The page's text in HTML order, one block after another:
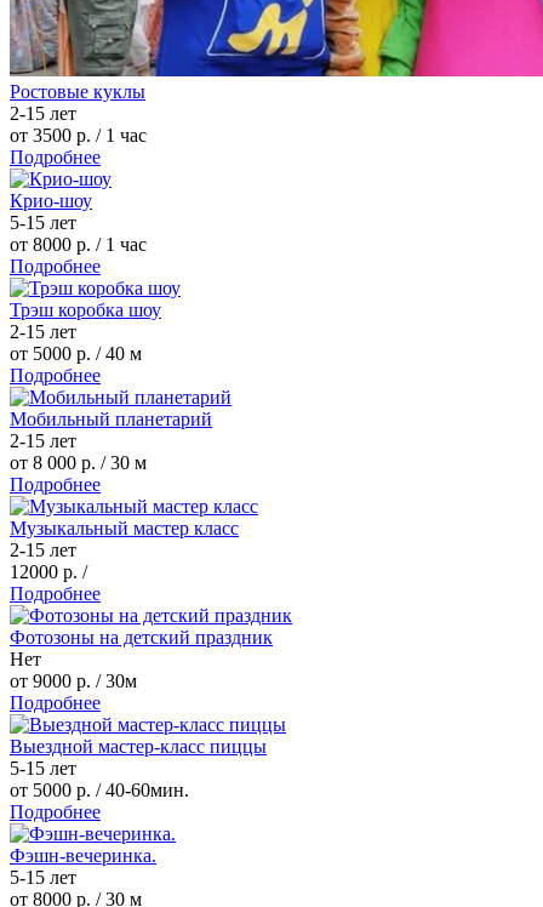
Ростовые куклы
2-15 лет
от 3500 р. / 1 час
Подробнее
Крио-шоу
5-15 лет
от 8000 р. / 1 час
Подробнее
Трэш коробка шоу
2-15 лет
от 5000 р. / 40 м
Подробнее
Мобильный планетарий
2-15 лет
от 8 000 р. / 30 м
Подробнее
Музыкальный мастер класс
2-15 лет
12000 р. /
Подробнее
Фотозоны на детский праздник
Нет
от 9000 р. / 30м
Подробнее
Выездной мастер-класс пиццы
5-15 лет
от 5000 р. / 40-60мин.
Подробнее
Фэшн-вечеринка.
5-15 лет
от 8000 р. / 30 м